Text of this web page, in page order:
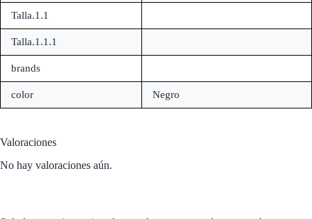
Talla.1.1
Talla.1.1.1
brands
color Negro
Valoraciones
No hay valoraciones aún.